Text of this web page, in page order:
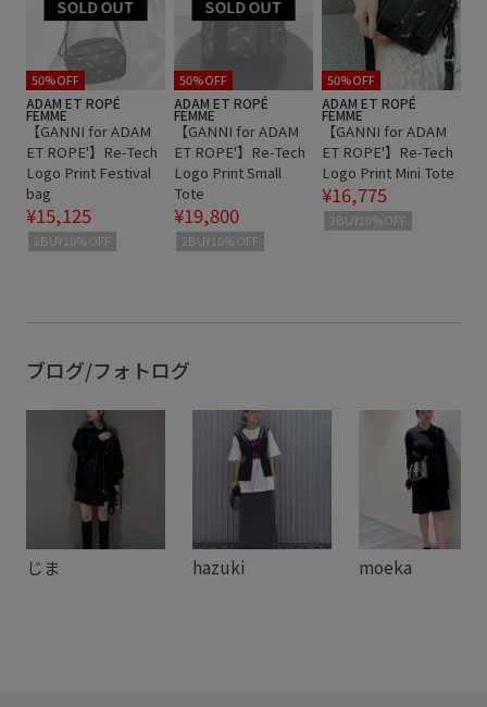
50%OFF
ADAM ET ROPÉ
FEMME
【GANNI for ADAM
ET ROPE'】Re-Tech
Logo Print Festival
bag
¥15,125
2BUY10%OFF
50%OFF
ADAM ET ROPÉ
FEMME
【GANNI for ADAM
ET ROPE'】Re-Tech
Logo Print Small
Tote
¥19,800
2BUY10%OFF
50%OFF
ADAM ET ROPÉ
FEMME
【GANNI for ADAM
ET ROPE'】Re-Tech
Logo Print Mini Tote
¥16,775
2BUY10%OFF
ブログ/フォトログ
じま hazuki moeka